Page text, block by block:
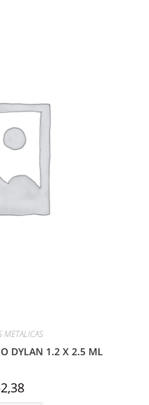
METALICAS
DYLAN 1.2 X 2.5 ML